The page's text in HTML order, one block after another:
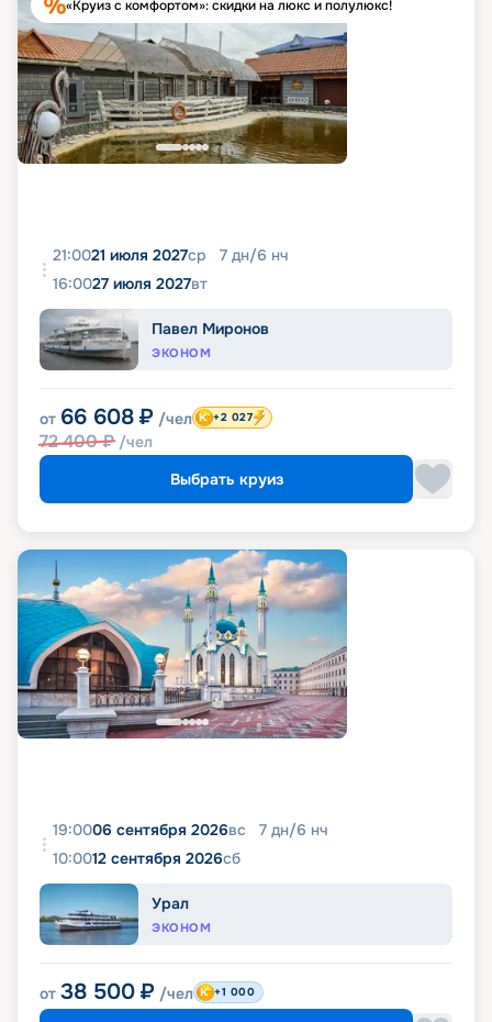
«Круиз с комфортом»: скидки на люкс и полулюкс!
21:0021 июля 2027ср 7 дн/6 нч
16:0027 июля 2027вт
Павел Миронов
ЭКОНОМ
от 66 608 ₽ /чел
72 400₽ /чел
+2 027
Выбрать круиз
19:0006 сентября 2026вс 7 дн/6 нч
10:0012 сентября 2026сб
Урал
ЭКОНОМ
от 38 500 ₽ /чел +1 000